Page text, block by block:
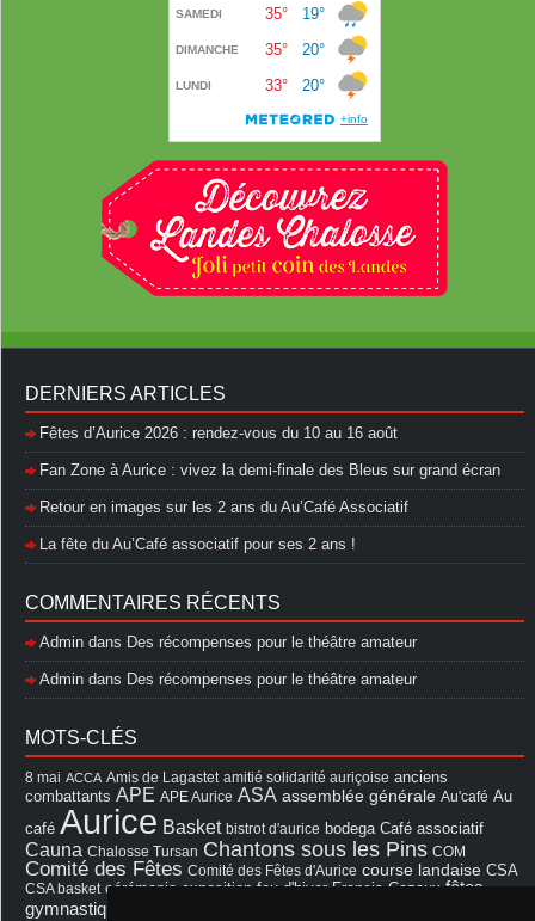
DERNIERS ARTICLES
Fêtes d’Aurice 2026 : rendez-vous du 10 au 16 août
Fan Zone à Aurice : vivez la demi-finale des Bleus sur grand écran
Retour en images sur les 2 ans du Au’Café Associatif
La fête du Au’Café associatif pour ses 2 ans !
COMMENTAIRES RÉCENTS
Admin dans Des récompenses pour le théâtre amateur
Admin dans Des récompenses pour le théâtre amateur
MOTS-CLÉS
8 mai ACCA Amis de Lagastet amitié solidarité auriçoise anciens
combattants APE APE Aurice ASA assemblée générale Au'café Au
café Aurice Basket bistrot d'aurice bodega Café associatif
Cauna Chalosse Tursan Chantons sous les Pins COM
Comité des Fêtes Comité des Fêtes d'Aurice course landaise CSA
CSA basket cérémonie exposition feu d'hiver Francis Cazaux fêtes
gymnastique volontaire